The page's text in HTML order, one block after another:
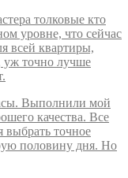
толковые кто
уровне, что сейчас
всей квартиры,
уж точно лучше
Выполнили мой
качества. Все
точное
половину дня. Но